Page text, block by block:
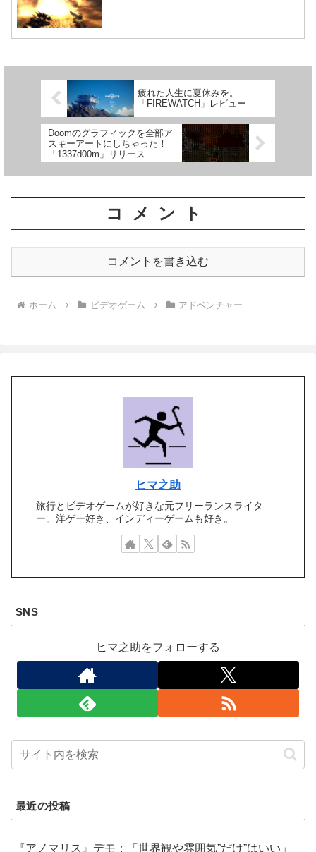
疲れた人生に夏休みを。
「FIREWATCH」レビュー
Doomのグラフィックを全部ア
スキーアートにしちゃった！
「1337d00m」リリース
コメント
コメントを書き込む
ホーム ビデオゲーム アドベンチャー
ヒマ之助
旅行とビデオゲームが好きな元フリーランスライタ
ー。洋ゲー好き、インディーゲームも好き。
SNS
ヒマ之助をフォローする
最近の投稿
『アノマリス』デモ：「世界観や雰囲気”だけ”はいい」